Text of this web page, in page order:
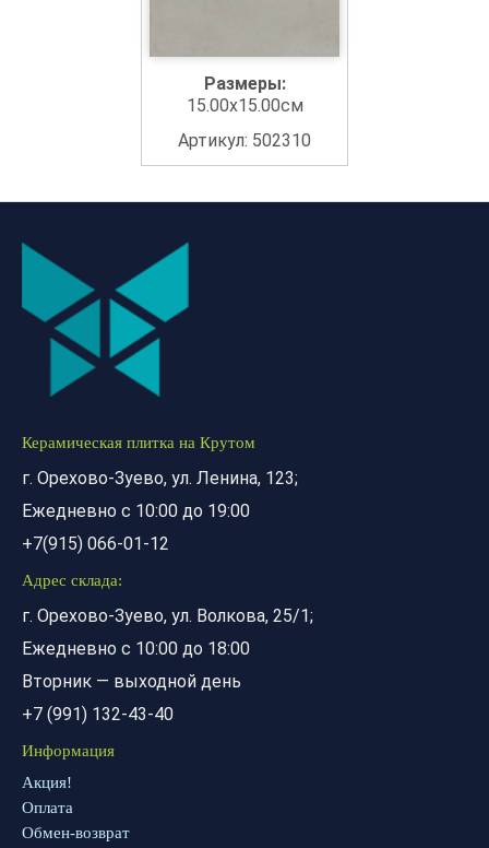
Размеры:
15.00x15.00см
Артикул: 502310
Керамическая плитка на Крутом
г. Орехово-Зуево, ул. Ленина, 123;
Ежедневно с 10:00 до 19:00
+7(915) 066-01-12
Адрес склада:
г. Орехово-Зуево, ул. Волкова, 25/1;
Ежедневно с 10:00 до 18:00
Вторник — выходной день
+7 (991) 132-43-40
Информация
Акция!
Оплата
Обмен-возврат